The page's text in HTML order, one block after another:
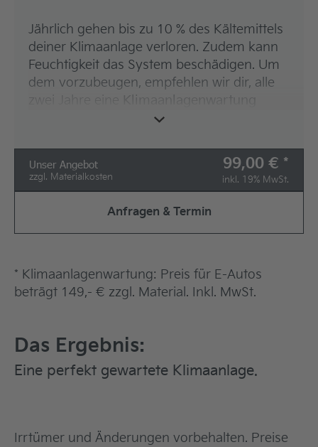
aus der Klimaanlage
Sichtung aller Bauteile
* Bei notwendigem Austausch des
Jährlich gehen bis zu 10 % des Kältemittels
deiner Klimaanlage verloren. Zudem kann
Feuchtigkeit das System beschädigen. Um
dem vorzubeugen, empfehlen wir dir, alle
Klimaanlagenwartung
durchführen zu lassen.
Begutachung den Innenraumfilter*
Sichtung aller Bauteile
Funktions- und Dichtigkeitsprüfung des
gesamten Systems
Wartungsöl gemäß Herstellerangaben
Entfernung Feuchtigkeit aus System
* Bei notwendigem Austausch des
Innenraumfilters wird dieser separat
berechnet.
Unser Angebot
zzgl. Materialkosten
99,00 € *
inkl. 19% MwSt.
Anfragen & Termin
* Klimaanlagenwartung: Preis für E-Autos
beträgt 149,- € zzgl. Material. Inkl. MwSt.
Das Ergebnis:
Eine perfekt gewartete Klimaanlage.
Irrtümer und Änderungen vorbehalten. Preise